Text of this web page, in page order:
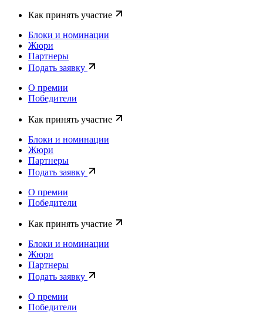
Как принять участие
Блоки и номинации
Жюри
Партнеры
Подать заявку
О премии
Победители
Как принять участие
Блоки и номинации
Жюри
Партнеры
Подать заявку
О премии
Победители
Как принять участие
Блоки и номинации
Жюри
Партнеры
Подать заявку
О премии
Победители